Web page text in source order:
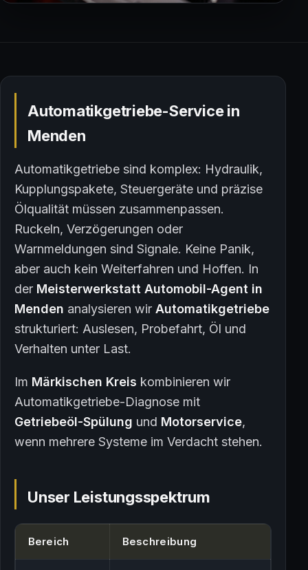
Automatikgetriebe-Service in
Menden
Automatikgetriebe sind komplex: Hydraulik,
Kupplungspakete, Steuergeräte und präzise
Ölqualität müssen zusammenpassen.
Ruckeln, Verzögerungen oder
Warnmeldungen sind Signale. Keine Panik,
aber auch kein Weiterfahren und Hoffen. In
der Meisterwerkstatt Automobil-Agent in
Menden analysieren wir Automatikgetriebe
strukturiert: Auslesen, Probefahrt, Öl und
Verhalten unter Last.
Im Märkischen Kreis kombinieren wir
Automatikgetriebe-Diagnose mit
Getriebeöl-Spülung und Motorservice,
wenn mehrere Systeme im Verdacht stehen.
Unser Leistungsspektrum
Bereich Beschreibung